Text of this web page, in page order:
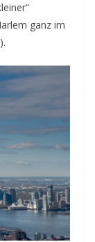
ganz im